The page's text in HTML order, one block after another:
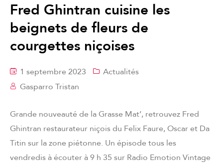
Fred Ghintran cuisine les
beignets de fleurs de
courgettes niçoises
1 septembre 2023
Actualités
Gasparro Tristan
Grande nouveauté de la Grasse Mat’, retrouvez Fred
Ghintran restaurateur niçois du Felix Faure, Oscar et Da
Titin sur la zone piétonne. Un épisode tous les
vendredis à écouter à 9 h 35 sur Radio Emotion Vintage